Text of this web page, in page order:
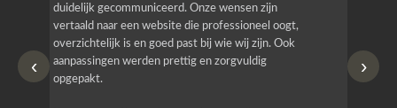
‹
duidelijk gecommuniceerd. Onze wensen zijn
vertaald naar een website die professioneel oogt,
overzichtelijk is en goed past bij wie wij zijn. Ook
aanpassingen werden prettig en zorgvuldig
opgepakt.
›